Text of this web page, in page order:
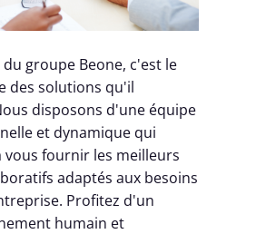
groupe Beone, c'est le
des solutions qu'il
disposons d'une équipe
et dynamique qui
vous fournir les meilleurs
adaptés aux besoins
Profitez d'un
humain et